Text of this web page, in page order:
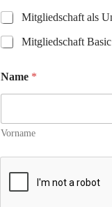
Mitgliedschaft als
Mitgliedschaft Basic
Name *
Vorname